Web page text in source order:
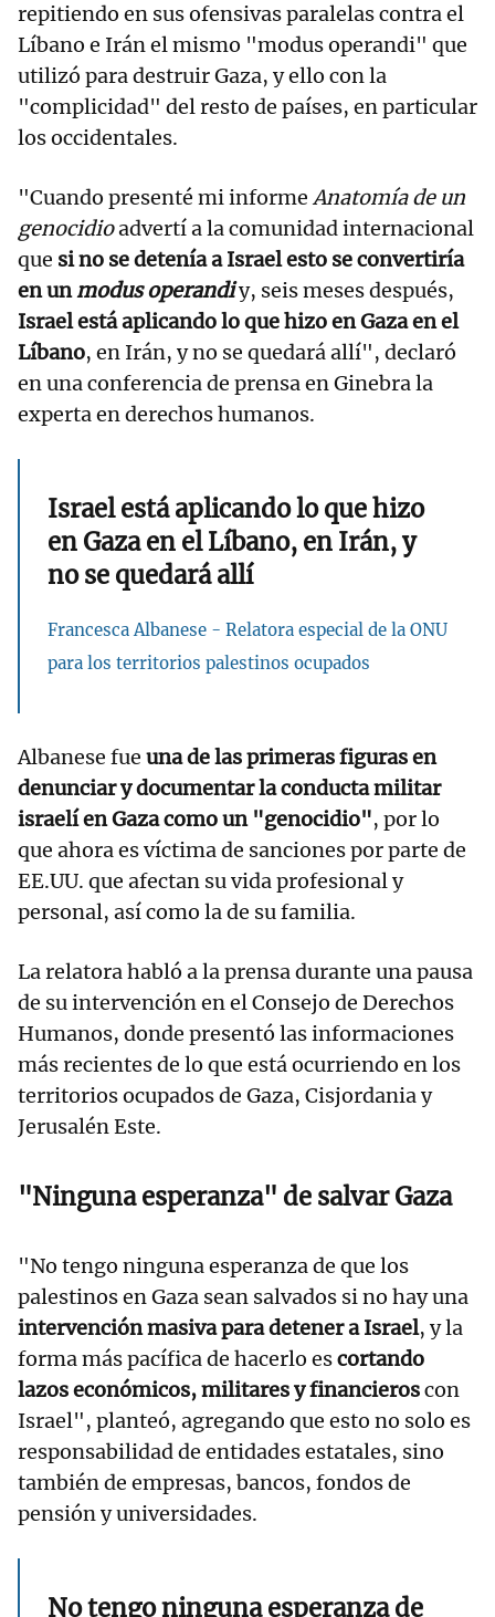
repitiendo en sus ofensivas paralelas contra el
Líbano e Irán el mismo "modus operandi" que
utilizó para destruir Gaza, y ello con la
"complicidad" del resto de países, en particular
los occidentales.
"Cuando presenté mi informeAnatomía de un
genocidioadvertí a la comunidad internacional
que si no se detenía a Israel esto se convertiría
en unmodus operandiy, seis meses después,
Israel está aplicando lo que hizo en Gaza en el
Líbano, en Irán, y no se quedará allí", declaró
en una conferencia de prensa en Ginebra la
experta en derechos humanos.
Israel está aplicando lo que hizo
en Gaza en el Líbano, en Irán, y
no se quedará allí
Francesca Albanese - Relatora especial de la ONU
para los territorios palestinos ocupados
Albanese fue una de las primeras figuras en
denunciar y documentar la conducta militar
israelí en Gaza como un "genocidio", por lo
que ahora es víctima de sanciones por parte de
EE.UU. que afectan su vida profesional y
personal, así como la de su familia.
La relatora habló a la prensa durante una pausa
de su intervención en el Consejo de Derechos
Humanos, donde presentó las informaciones
más recientes de lo que está ocurriendo en los
territorios ocupados de Gaza, Cisjordania y
Jerusalén Este.
"Ninguna esperanza" de salvar Gaza
"No tengo ninguna esperanza de que los
palestinos en Gaza sean salvados si no hay una
intervención masiva para detener a Israel, y la
forma más pacífica de hacerlo escortando
lazos económicos, militares y financieroscon
Israel", planteó, agregando que esto no solo es
responsabilidad de entidades estatales, sino
también de empresas, bancos, fondos de
pensión y universidades.
No tengo ninguna esperanza de